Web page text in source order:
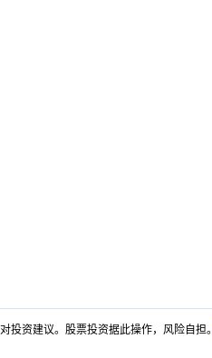
资建议。股票投资据此操作，风险自担。